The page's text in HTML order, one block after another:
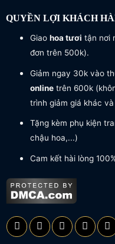
QUYỀN LỢI KHÁCH
Giao hoa tươi tận nơi
đơn trên 500k).
Giảm ngay 30k vào
onlinetrên 600k
trình giảm giá khác
Tặng kèm phụ kiện
chậu hoa,...)
Cam kết hài lòng